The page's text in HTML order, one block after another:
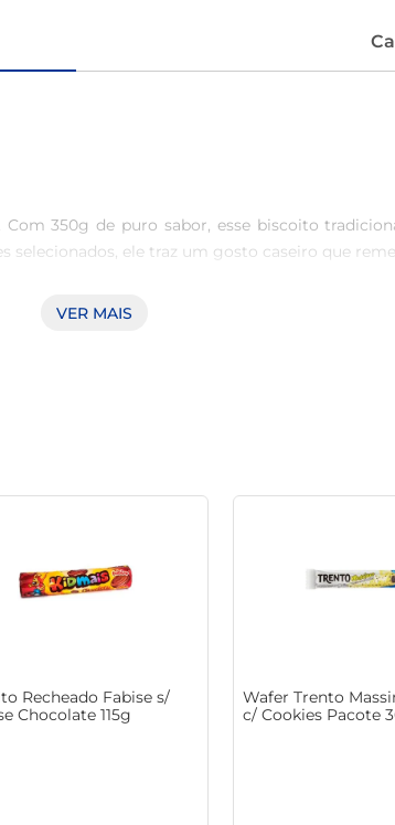
350g de puro sabor, esse biscoito
ele traz um gosto caseiro que
ou até mesmo em receitas de pavês. Essa
crocante e saboroso. É uma opção prática,
o uma escolha favorita entre diversas
todos. Venha redescobrir o prazer de
VER MAIS
Recheado Fabise s/
Chocolate 115g
Wafer Trento
c/ Cookies Pacote